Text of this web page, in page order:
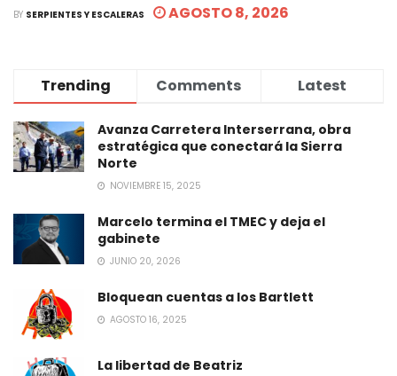
BY SERPIENTES Y ESCALERAS AGOSTO 8, 2026
Trending Comments Latest
Avanza Carretera Interserrana, obra
estratégica que conectará la Sierra
Norte
NOVIEMBRE 15, 2025
Marcelo termina el TMEC y deja el
gabinete
JUNIO 20, 2026
Bloquean cuentas a los Bartlett
AGOSTO 16, 2025
La libertad de Beatriz